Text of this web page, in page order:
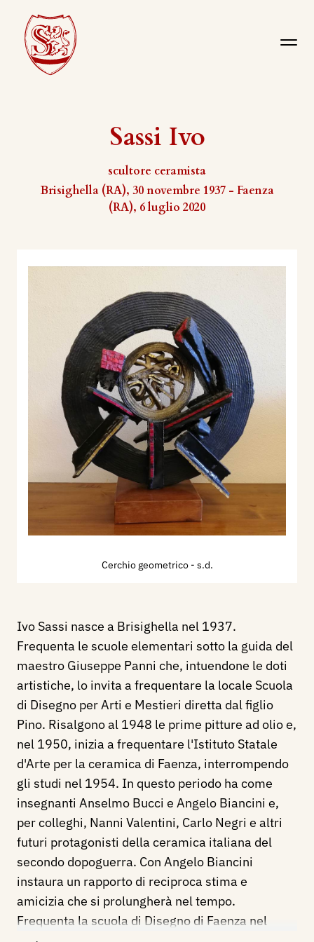
Sassi Ivo
scultore ceramista
Brisighella (RA), 30 novembre 1937 - Faenza
(RA), 6 luglio 2020
Cerchio geometrico - s.d.
Ivo Sassi nasce a Brisighella nel 1937.
Frequenta le scuole elementari sotto la guida del
maestro Giuseppe Panni che, intuendone le doti
artistiche, lo invita a frequentare la locale Scuola
di Disegno per Arti e Mestieri diretta dal figlio
Pino. Risalgono al 1948 le prime pitture ad olio e,
nel 1950, inizia a frequentare l'Istituto Statale
d'Arte per la ceramica di Faenza, interrompendo
gli studi nel 1954. In questo periodo ha come
insegnanti Anselmo Bucci e Angelo Biancini e,
per colleghi, Nanni Valentini, Carlo Negri e altri
futuri protagonisti della ceramica italiana del
secondo dopoguerra. Con Angelo Biancini
instaura un rapporto di reciproca stima e
amicizia che si prolungherà nel tempo.
Frequenta la scuola di Disegno di Faenza nel